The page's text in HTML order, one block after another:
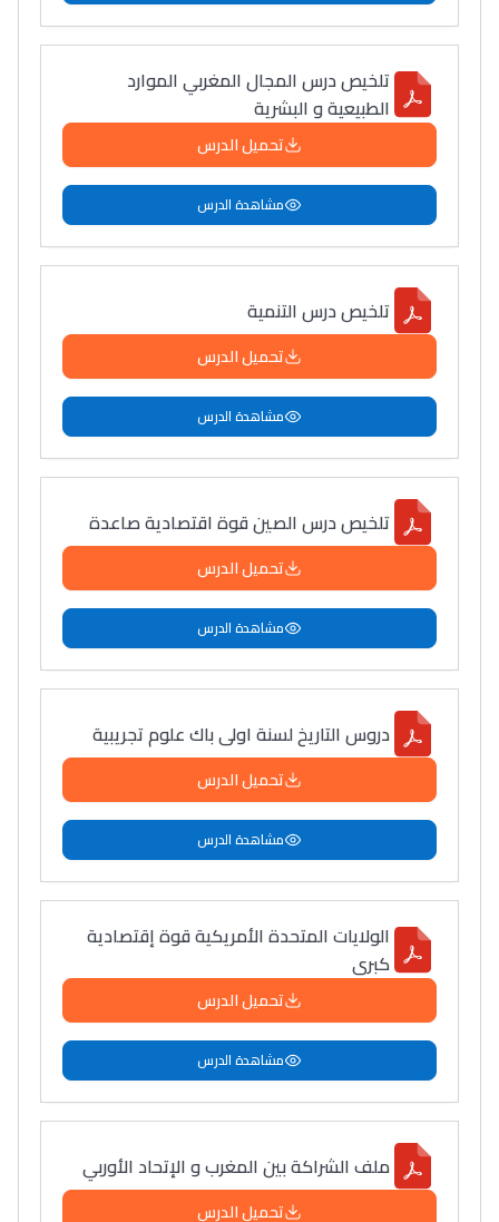
تلخيص درس المجال المغربي الموارد
الطبيعية و البشرية
تحميل الدرس
مشاهدة الدرس
تلخيص درس التنمية
تحميل الدرس
مشاهدة الدرس
تلخيص درس الصين قوة اقتصادية صاعدة
تحميل الدرس
مشاهدة الدرس
دروس التاريخ لسنة اولى باك علوم تجريبية
تحميل الدرس
مشاهدة الدرس
الولايات المتحدة الأمريكية قوة إقتصادية
كبرى
تحميل الدرس
مشاهدة الدرس
ملف الشراكة بين المغرب و الإتحاد الأوربي
تحميل الدرس